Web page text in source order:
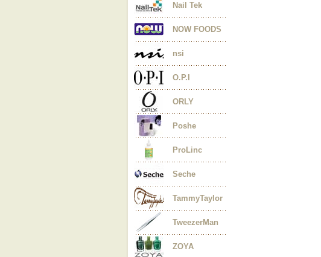
Nail Tek
NOW FOODS
nsi
O.P.I
ORLY
Poshe
ProLinc
Seche
TammyTaylor
TweezerMan
ZOYA